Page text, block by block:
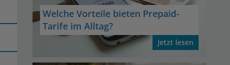
Welche Vorteile bieten Prepaid-
Tarife im Alltag?
Jetzt lesen